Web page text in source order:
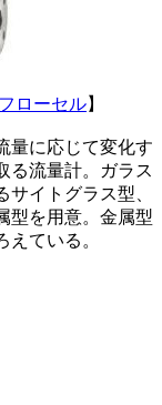
ローセル】
量に応じて変化す
る流量計。ガラス
イトグラス型、
型を用意。金属型
ている。